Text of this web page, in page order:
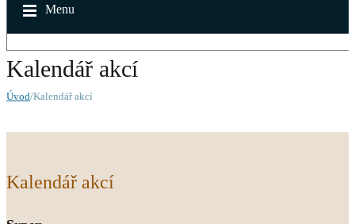
Menu
Kalendář akcí
Úvod/Kalendář akcí
Kalendář akcí